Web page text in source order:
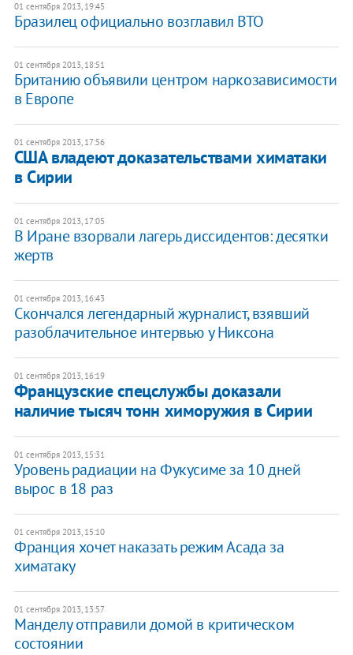
01 сентября 2013, 19:45
Бразилец официально возглавил ВТО
01 сентября 2013, 18:51
Британию объявили центром наркозависимости
в Европе
01 сентября 2013, 17:56
США владеют доказательствами химатаки
в Сирии
01 сентября 2013, 17:05
В Иране взорвали лагерь диссидентов: десятки
жертв
01 сентября 2013, 16:43
Скончался легендарный журналист, взявший
разоблачительное интервью у Никсона
01 сентября 2013, 16:19
Французские спецслужбы доказали
наличие тысяч тонн химоружия в Сирии
01 сентября 2013, 15:31
Уровень радиации на Фукусиме за 10 дней
вырос в 18 раз
01 сентября 2013, 15:10
Франция хочет наказать режим Асада за
химатаку
01 сентября 2013, 13:57
Манделу отправили домой в критическом
состоянии